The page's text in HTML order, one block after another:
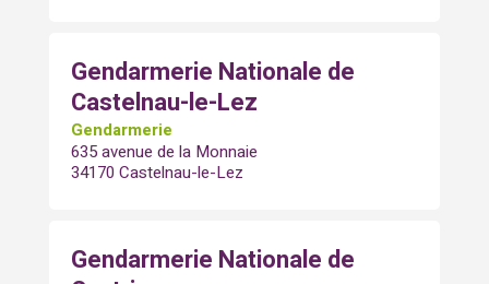
Gendarmerie Nationale de
Castelnau-le-Lez
Gendarmerie
635 avenue de la Monnaie
34170 Castelnau-le-Lez
Gendarmerie Nationale de